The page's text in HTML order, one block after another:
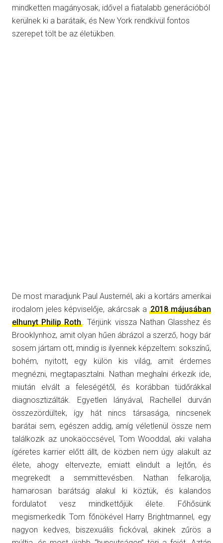
mindketten magányosak, idővel a fiatalabb generációból
kerülnek ki a barátaik, és New York rendkívül fontos
szerepet tölt be az életükben.
De most maradjunk Paul Austernél, aki a kortárs amerikai
irodalom jeles képviselője, akárcsak a 2018 májusában
elhunyt Philip Roth
. Térjünk vissza Nathan Glasshez és
Brooklynhoz, amit olyan hűen ábrázol a szerző, hogy bár
sosem jártam ott, mindig is ilyennek képzeltem: sokszínű,
bohém, nyitott, egy külön kis világ, amit érdemes
megnézni, megtapasztalni. Nathan meghalni érkezik ide,
miután elvált a feleségétől, és korábban tüdőrákkal
diagnosztizálták. Egyetlen lányával, Rachellel durván
összezördültek, így hát nincs társasága, nincsenek
barátai sem, egészen addig, amíg véletlenül össze nem
találkozik az unokaöccsével, Tom Wooddal, aki valaha
ígéretes karrier előtt állt, de közben nem úgy alakult az
élete, ahogy eltervezte, emiatt elindult a lejtőn, és
megrekedt a semmittevésben. Nathan felkarolja,
hamarosan barátság alakul ki köztük, és kalandos
fordulatot vesz mindkettőjük élete. Főhősünk
megismerkedik Tom főnökével Harry Brightmannel, egy
nagyon kedves, biszexuális fickóval, akinek zűrös a